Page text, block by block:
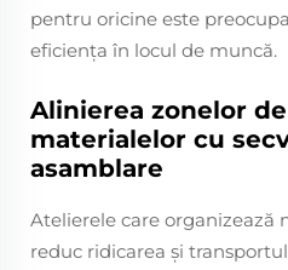
pentru oricine este
eficiența în locul de muncă.
Alinierea zonelor
materialelor cu
asamblare
Atelierele care
reduc ridicarea și